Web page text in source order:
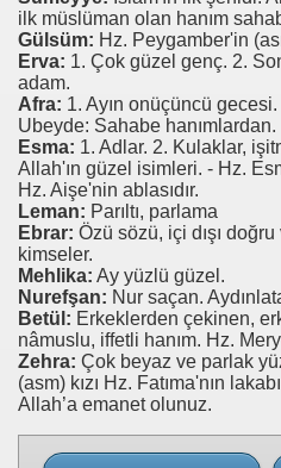
ilk müslüman olan hanım
Gülsüm: Hz. Peygamber'in
Erva: 1. Çok güzel genç. 2.
adam.
Afra: 1. Ayın onüçüncü
Ubeyde: Sahabe hanımlardan.
Esma: 1. Adlar. 2. Kulaklar,
Allah'ın güzel isimleri. - Hz.
Hz. Aişe'nin ablasıdır.
Leman: Parıltı, parlama
Ebrar: Özü sözü, içi dışı
kimseler.
Mehlika: Ay yüzlü güzel.
Nurefşan: Nur saçan.
Betül: Erkeklerden çekinen,
nâmuslu, iffetli hanım. Hz.
Zehra: Çok beyaz ve parlak
(asm) kızı Hz. Fatıma'nın
Allah’a emanet olunuz.